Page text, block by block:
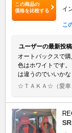
この商品の
価格を比較する
イ
こ
ユーザーの最新投稿
オートバックスで
色はホワイトです
は違うのでいいかな
☆ＴＡＫＡ☆ （愛